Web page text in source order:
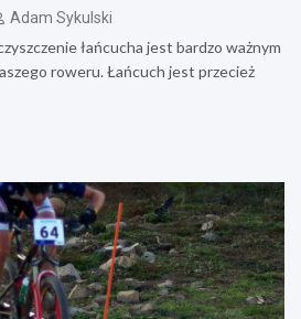
Adam Sykulski
łańcucha jest bardzo ważnym
roweru. Łańcuch jest przecież